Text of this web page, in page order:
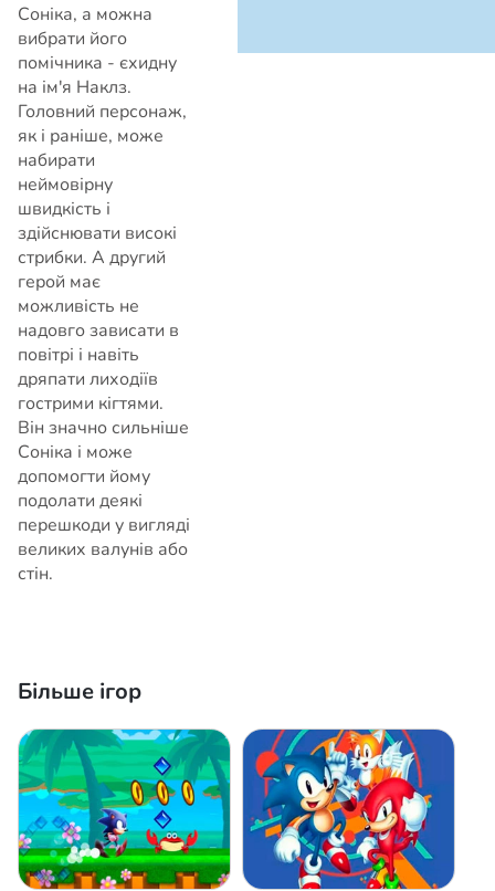
Соніка, а можна
вибрати його
помічника - єхидну
на ім'я Наклз.
Головний персонаж,
як і раніше, може
набирати
неймовірну
швидкість і
здійснювати високі
стрибки. А другий
герой має
можливість не
надовго зависати в
повітрі і навіть
дряпати лиходіїв
гострими кігтями.
Він значно сильніше
Соніка і може
допомогти йому
подолати деякі
перешкоди у вигляді
великих валунів або
стін.
Більше ігор